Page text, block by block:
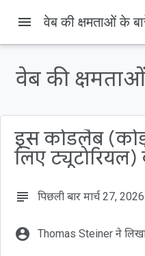
इस पेज पर, यह जानकारी उपलब्ध है
वेब की क्षमताएं
आपको क्या बनाने को मिलेगा
आपको क्या सीखने को मिलेगा
आपको किन चीज़ों की ज़रूरत होगी
menu वेब की क्षमताओं के
वेब की
इस कोडलैब
लिए ट्यूटोरियल)
subject पिछली बार मार्च 27,
account_circle Thomas Steiner ने